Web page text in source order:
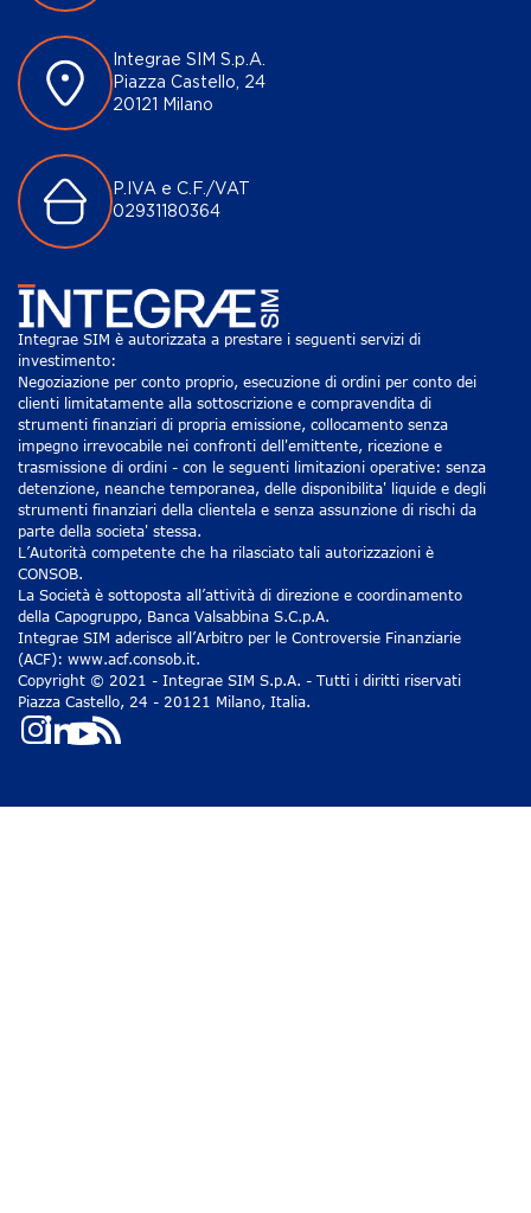
Integrae SIM S.p.A.
Piazza Castello, 24
20121 Milano
P.IVA e C.F./VAT
02931180364
Integrae SIM è autorizzata a prestare i seguenti servizi di
investimento:
Negoziazione per conto proprio, esecuzione di ordini per conto dei
clienti limitatamente alla sottoscrizione e compravendita di
strumenti finanziari di propria emissione, collocamento senza
impegno irrevocabile nei confronti dell'emittente, ricezione e
trasmissione di ordini - con le seguenti limitazioni operative: senza
detenzione, neanche temporanea, delle disponibilita' liquide e degli
strumenti finanziari della clientela e senza assunzione di rischi da
parte della societa' stessa.
L’Autorità competente che ha rilasciato tali autorizzazioni è
CONSOB.
La Società è sottoposta all’attività di direzione e coordinamento
della Capogruppo, Banca Valsabbina S.C.p.A.
Integrae SIM aderisce all’Arbitro per le Controversie Finanziarie
(ACF): www.acf.consob.it.
Copyright © 2021 - Integrae SIM S.p.A. - Tutti i diritti riservati
Piazza Castello, 24 - 20121 Milano, Italia.